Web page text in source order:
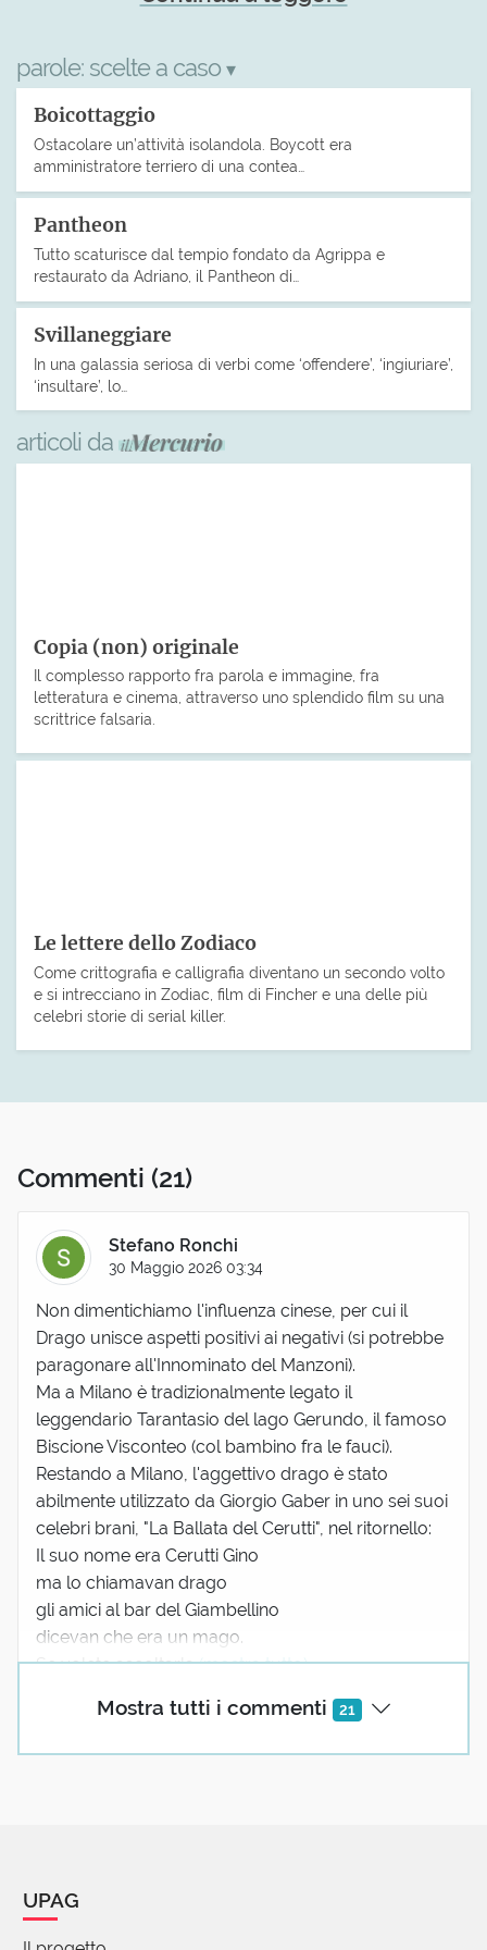
parole: scelte a caso ▾
Boicottaggio
Ostacolare un’attività isolandola. Boycott era
amministratore terriero di una contea…
Pantheon
Tutto scaturisce dal tempio fondato da Agrippa e
restaurato da Adriano, il Pantheon di…
Svillaneggiare
In una galassia seriosa di verbi come ‘offendere’, ‘ingiuriare’,
‘insultare’, lo…
articoli da
Copia (non) originale
Il complesso rapporto fra parola e immagine, fra
letteratura e cinema, attraverso uno splendido film su una
scrittrice falsaria.
Le lettere dello Zodiaco
Come crittografia e calligrafia diventano un secondo volto
e si intrecciano in Zodiac, film di Fincher e una delle più
celebri storie di serial killer.
Commenti (21)
Mostra tutti i commenti 21
Stefano Ronchi
30 Maggio 2026 03:34
Non dimentichiamo l'influenza cinese, per cui il
Drago unisce aspetti positivi ai negativi (si potrebbe
paragonare all'Innominato del Manzoni).
Ma a Milano è tradizionalmente legato il
leggendario Tarantasio del lago Gerundo, il famoso
Biscione Visconteo (col bambino fra le fauci).
Restando a Milano, l'aggettivo drago è stato
abilmente utilizzato da Giorgio Gaber in uno sei suoi
celebri brani, "La Ballata del Cerutti", nel ritornello:
Il suo nome era Cerutti Gino
ma lo chiamavan drago
gli amici al bar del Giambellino
dicevan che era un mago.
Se volete ascoltarla(mostra tutto)
5 reazioni
Mara Tescari
UPAG